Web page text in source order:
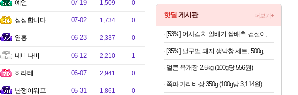
예언 07-19 1,509 0
심심합니다 07-02 1,734 0
염홍 06-23 2,337 0
네비나비 06-12 2,210 1
히라테 06-07 2,941 0
난쟁이워프 05-31 1,861 0
핫딜 게시판 더보기+
[53%] 어사김치 알배기 쌈배추 겉절이, 2kg, 1개
[35%] 달구벌 돼지 생막창 세트, 500g, 2봉
얼큰 육개장 2.5kg (100g당 556원)
쪽파 가리비장 350g (100g당 3,114원)